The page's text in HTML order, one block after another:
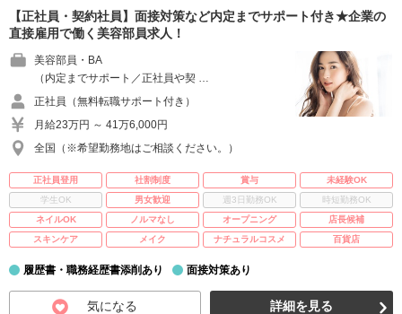
【正社員・契約社員】面接対策など内定までサポート付き★企業の
直接雇用で働く美容部員求人！
美容部員・BA
（内定までサポート／正社員や契 …
正社員（無料転職サポート付き）
月給23万円 ～ 41万6,000円
全国（※希望勤務地はご相談ください。）
正社員登用 社割制度 賞与
未経験OK
学生OK
男女歓迎 週3日勤務OK
時短勤務OK
ネイルOK
ノルマなし オープニング
店長候補
スキンケア
メイク ナチュラルコスメ 百貨店
履歴書・職務経歴書添削あり 面接対策あり
気になる 詳細を見る